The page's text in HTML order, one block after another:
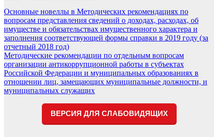
Навигация
по
записям
Основные новеллы в Методических рекомендациях по
вопросам представления сведений о доходах, расходах, об
имуществе и обязательствах имущественного характера и
заполнения соответствующей формы справки в 2019 году (за
отчетный 2018 год)
Методические рекомендации по отдельным вопросам
организации антикоррупционной работы в субъектах
Российской Федерации и муниципальных образованиях в
отношении лиц, замещающих муниципальные должности, и
муниципальных служащих
ВЕРСИЯ ДЛЯ СЛАБОВИДЯЩИХ